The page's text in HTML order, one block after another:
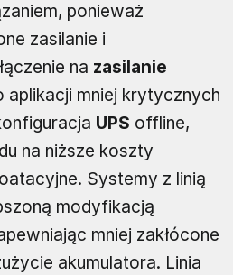
ponieważ
zasilanie i
na zasilanie
aplikacji mniej krytycznych
UPS offline,
na niższe koszty
Systemy z linią
modyfikacją
mniej zakłócone
akumulatora. Linia